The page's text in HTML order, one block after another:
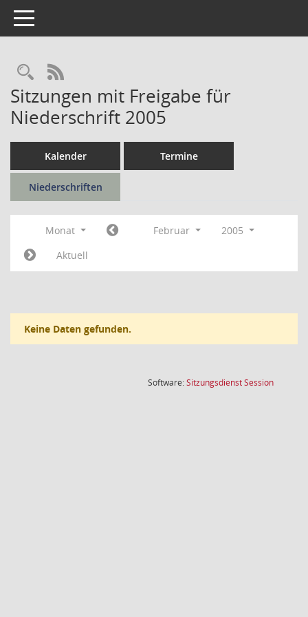
Toggle navigation
Rechercheauswahl
RSS-Feed
Sitzungen mit Freigabe für
Niederschrift 2005
Kalender Termine
Niederschriften
Monat Februar
2005
Aktuell
Keine Daten gefunden.
Software:SitzungsdienstSession(Wird in